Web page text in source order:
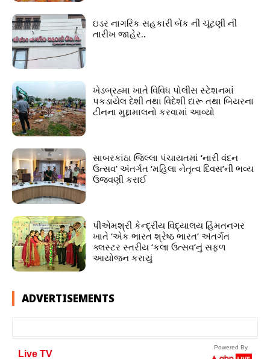
ઇડર નાગરિક સહકારી બેંક ની ચૂંટણી ની
તારીખ જાહેર..
ખેડબ્રહ્મા ખાતે વિવિધ પોલીસ સ્ટેશનમાં
પકડાયેલ દેશી તથા વિદેશી દારૂ તથા બિયરના
ટીનના મુદ્દામાલનો કરવામાં આવ્યો
સાબરકાંઠા જિલ્લા પંચાયતમાં ‘નારી વંદન
ઉત્સવ’ અંતર્ગત ‘મહિલા નેતૃત્વ દિવસ’ની ભવ્ય
ઉજવણી કરાઈ
પીએમશ્રી કેન્દ્રીય વિદ્યાલય હિંમતનગર
ખાતે ‘એક ભારત શ્રેષ્ઠ ભારત’ અંતર્ગત
ક્લસ્ટર સ્તરીય ‘કલા ઉત્સવ’નું સફળ
આયોજન કરાયું
ADVERTISEMENTS